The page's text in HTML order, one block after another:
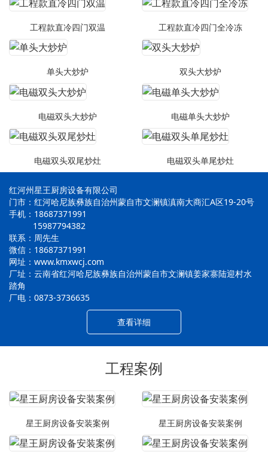
工程款直冷四门双温 工程款直冷四门全冷冻
单头大炒炉 双头大炒炉
电磁双头大炒炉 电磁单头大炒炉
电磁双头双尾炒灶 电磁双头单尾炒灶
红河州星王厨房设备有限公司
门市：红河哈尼族彝族自治州蒙自市文澜镇滇南大商汇A区19-20号
手机：18687371991
15987794382
联系：周先生
微信：18687371991
网址：www.kmxwcj.com
厂址：云南省红河哈尼族彝族自治州蒙自市文澜镇姜家寨陆迎村水
踏角
厂电：0873-3736635
查看详细
工程案例
星王厨房设备安装案例 星王厨房设备安装案例